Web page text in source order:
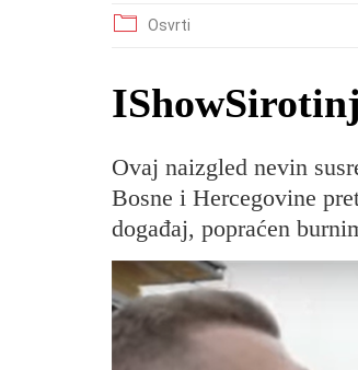
Osvrti
Ovaj naizgled nevin
Bosne i Hercegovine
događaj, popraćen